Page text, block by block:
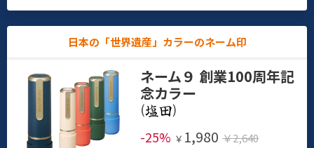
日本の「世界遺産」カラーのネーム印
ネーム９ 創業100周年記
念カラー
(
)
-25% ￥ 1,980 ￥2,640